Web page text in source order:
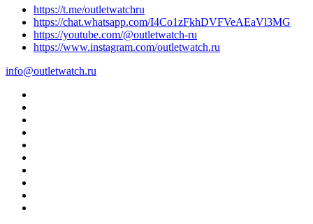
https://t.me/outletwatchru
https://chat.whatsapp.com/I4Co1zFkhDVFVeAEaVl3MG
https://youtube.com/@outletwatch-ru
https://www.instagram.com/outletwatch.ru
info@outletwatch.ru